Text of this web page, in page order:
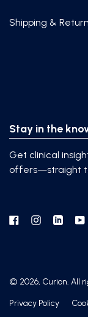
Stay in the
Get clinical
offers—straight
Facebook
Instagram
Shipping &
© 2026, Curion. All
Privacy Policy